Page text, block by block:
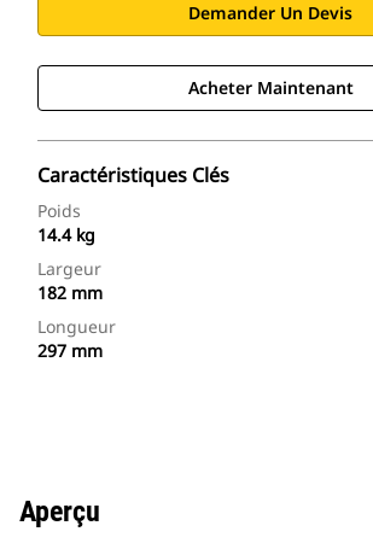
Demander Un Devis
Acheter Maintenant
Caractéristiques Clés
Poids
14.4 kg
Largeur
182 mm
Longueur
297 mm
Aperçu